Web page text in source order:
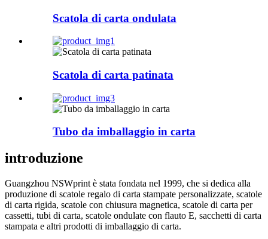
Scatola di carta ondulata
Scatola di carta patinata
Tubo da imballaggio in carta
introduzione
Guangzhou NSWprint è stata fondata nel 1999, che si dedica alla
produzione di scatole regalo di carta stampate personalizzate, scatole
di carta rigida, scatole con chiusura magnetica, scatole di carta per
cassetti, tubi di carta, scatole ondulate con flauto E, sacchetti di carta
stampata e altri prodotti di imballaggio di carta.